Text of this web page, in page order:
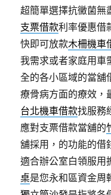
超簡單選擇抗黴菌無
支票借款利率優惠借
快即可放款木柵機車
我需求或者家庭用車
全的各小區域的當舖
療骨病方面的療效，
台北機車借款找服務
應對支票借款當舖的
舖採用，的功能的借
適合辦公室白領服用
桌是您永和區資金周